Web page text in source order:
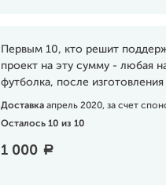
Первым 10, кто решит
проект на эту сумму - любая
футболка, после изготовления
Доставка апрель 2020, за счет
Осталось 10 из 10
1 000 a